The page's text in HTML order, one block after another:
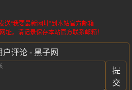
“我要最新网址”到本站官方邮箱
址。请记录保存本站官方联系邮箱！
户评论 - 黑子网
提
交